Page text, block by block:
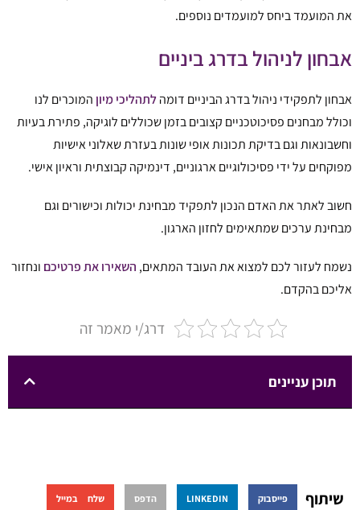
את המועמד ביחס למועמדים נוספים.
אבחון לניהול בדרג ביניים
אבחון לתפקידי ניהול בדרג הביניים דומהלתהליכי מיון המוכרים לנו
וכולל מבחנים פסיכוטכניים קצובים בזמן שכוללים לוגיקה, פתירת בעיות
וחשבונאות וגם בדיקת תכונות אופי שונות בעזרת שאלוני אישיות
מפוקחים על ידי פסיכולוגיים ארגוניים, דינמיקה קבוצתית וראיון אישי.
חשוב לאתר את האדם הנכון לתפקיד מבחינת יכולות וכישורים וגם
מבחינת ערכים שמתאימים לחזון הארגון.
נשמח לעזור לכם למצוא את העובד המתאים, השאירו את פרטיכם ונחזור
אליכם בהקדם.
דרג/י מאמר זה
תוכן עניינים
שיתוף פייסבוק LINKEDIN הדפס שלח במייל